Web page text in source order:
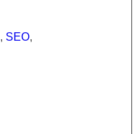
, SEO,